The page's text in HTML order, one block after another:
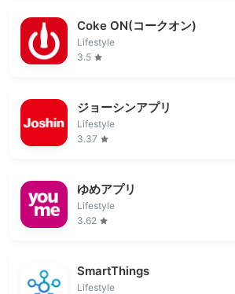
Coke ON(コークオン)
Lifestyle
3.5
ジョーシンアプリ
Lifestyle
3.37
ゆめアプリ
Lifestyle
3.62
SmartThings
Lifestyle